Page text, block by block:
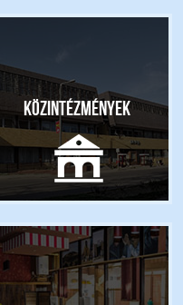
Közintézmények